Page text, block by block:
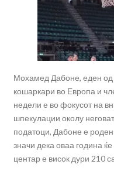
Мохамед Дабоне, еден од
кошаркари во Европа и
недели е во фокусот на
шпекулации околу
податоци, Дабоне е
значи дека оваа година
центар е висок дури 210